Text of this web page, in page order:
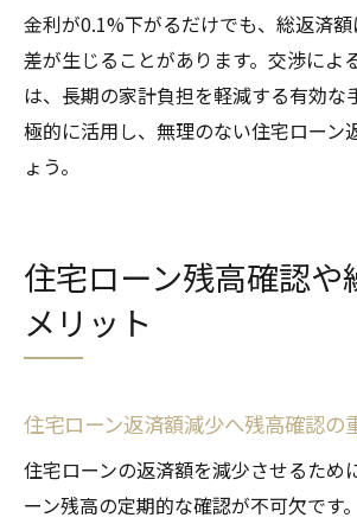
金利が0.1%下がるだけでも、総返済
差が生じることがあります。交渉によ
は、長期の家計負担を軽減する有効な
極的に活用し、無理のない住宅ローン
ょう。
住宅ローン残高確認や
メリット
住宅ローン返済額減少へ残高確認の
住宅ローンの返済額を減少させるため
ーン残高の定期的な確認が不可欠です